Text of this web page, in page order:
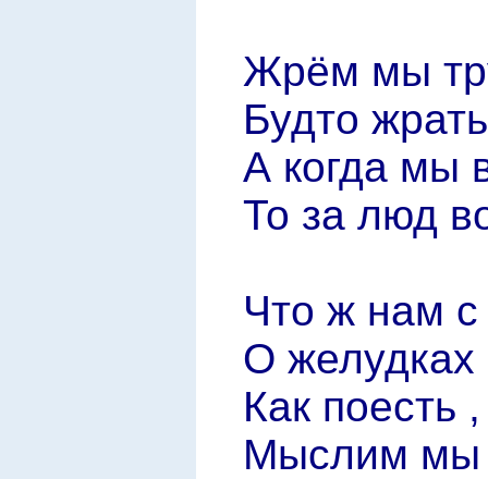
Жрём мы
Будто
А когда мы
То за люд
Что ж нам с
О
Как поесть
Мыслим мы